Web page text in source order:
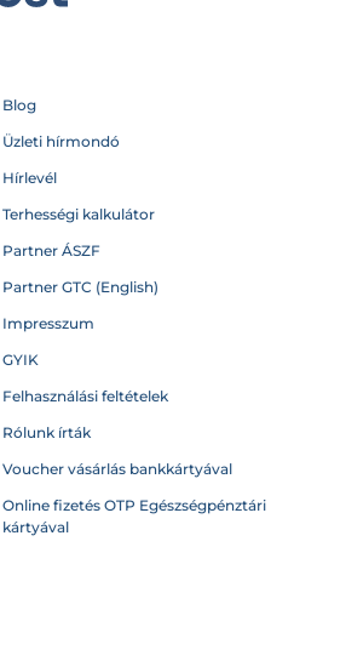
Blog
Üzleti hírmondó
Hírlevél
Terhességi kalkulátor
Partner ÁSZF
Partner GTC (English)
Impresszum
GYIK
Felhasználási feltételek
Rólunk írták
Voucher vásárlás bankkártyával
Online fizetés OTP Egészségpénztári
kártyával